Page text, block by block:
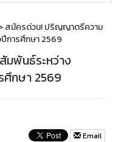
สมัครด่วน! ปริญญาตรีความ
การศึกษา 2569
พันธ์ระหว่าง
ศึกษา 2569
Email